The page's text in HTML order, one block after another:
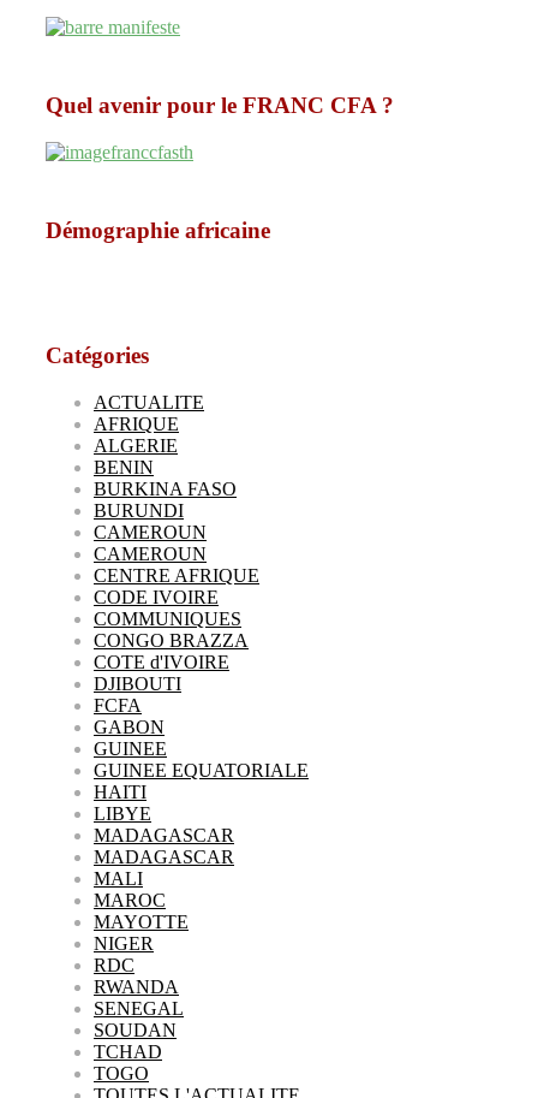
Quel avenir pour le FRANC CFA ?
Démographie africaine
Catégories
ACTUALITE
AFRIQUE
ALGERIE
BENIN
BURKINA FASO
BURUNDI
CAMEROUN
CAMEROUN
CENTRE AFRIQUE
CODE IVOIRE
COMMUNIQUES
CONGO BRAZZA
COTE d'IVOIRE
DJIBOUTI
FCFA
GABON
GUINEE
GUINEE EQUATORIALE
HAITI
LIBYE
MADAGASCAR
MADAGASCAR
MALI
MAROC
MAYOTTE
NIGER
RDC
RWANDA
SENEGAL
SOUDAN
TCHAD
TOGO